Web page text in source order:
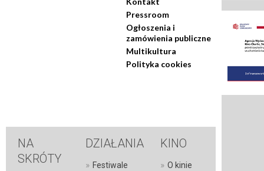
Pressroom
Ogłoszenia i
zamówienia publiczne
Multikultura
Polityka cookies
NA
SKRÓTY
DZIAŁANIA
» Festiwale
KINO
» O kinie